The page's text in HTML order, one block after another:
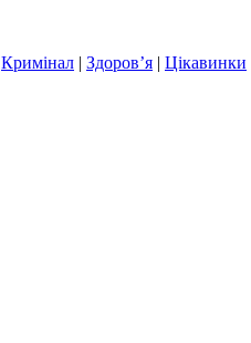
Кримінал | Здоров’я | Цікавинки